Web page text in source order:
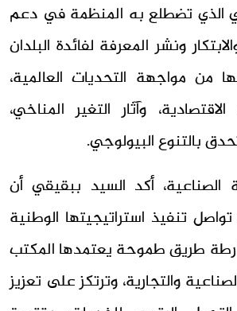
الذي تضطلع به المنظمة في دعم
ونشر المعرفة لفائدة البلدان
من مواجهة التحديات العالمية،
وآثار التغير المناخي،
بالتنوع البيولوجي.
أكد السيد ببقيقي أن
تنفيذ استراتيجيتها الوطنية
طريق طموحة يعتمدها المكتب
والتجارية، وترتكز على تعزيز